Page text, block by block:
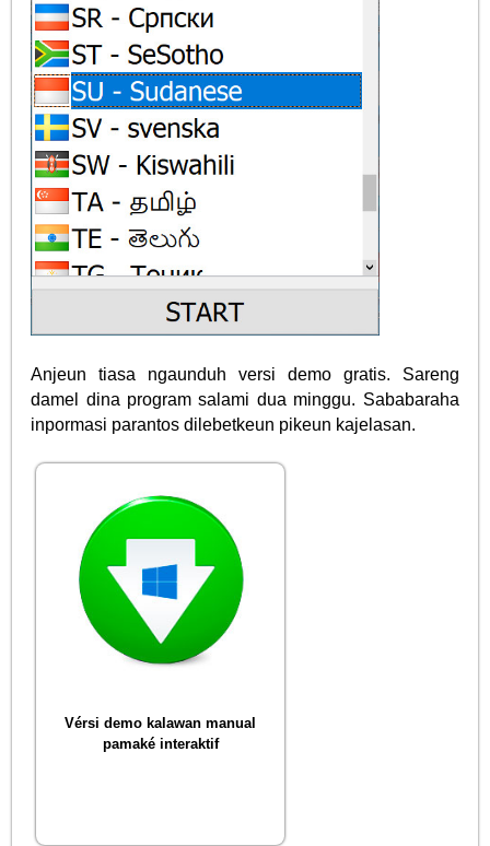
Anjeun tiasa ngaunduh versi demo gratis. Sareng
damel dina program salami dua minggu. Sababaraha
inpormasi parantos dilebetkeun pikeun kajelasan.
Vérsi demo kalawan manual
pamaké interaktif